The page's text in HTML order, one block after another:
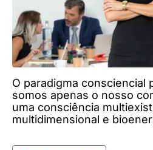
O paradigma consciencial
somos apenas o nosso
uma consciência
multidimensional e